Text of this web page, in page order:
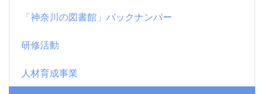
「神奈川の図書館」バックナンバー
研修活動
人材育成事業